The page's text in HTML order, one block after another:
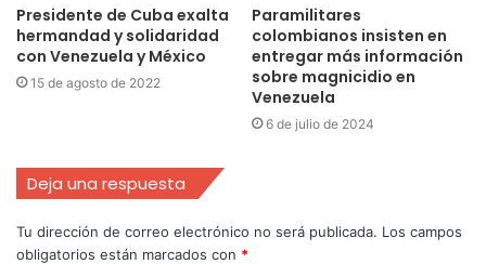
Presidente de Cuba exalta
hermandad y solidaridad
con Venezuela y México
15 de agosto de 2022
Paramilitares
colombianos insisten en
entregar más información
sobre magnicidio en
Venezuela
6 de julio de 2024
Deja una respuesta
Tu dirección de correo electrónico no será publicada. Los campos
obligatorios están marcados con *